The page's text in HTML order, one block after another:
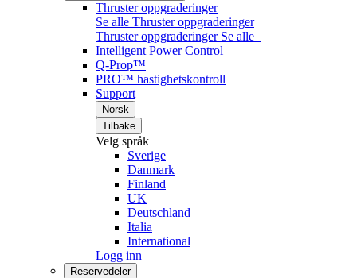
Thruster oppgraderinger
Se alle Thruster oppgraderinger
Thruster oppgraderinger Se alle
Intelligent Power Control
Q-Prop™
PRO™ hastighetskontroll
Support
Norsk
Tilbake
Velg språk
Sverige
Danmark
Finland
UK
Deutschland
Italia
International
Logg inn
Reservedeler